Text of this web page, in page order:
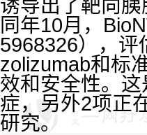
诱导出了靶向胰
同年10月，
5968326），评
zolizumab和标
效和安全性。
症，另外2项正
研究。